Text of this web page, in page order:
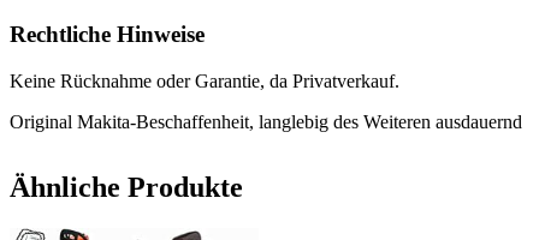
Rechtliche Hinweise
Keine Rücknahme oder Garantie, da Privatverkauf.
Original Makita-Beschaffenheit, langlebig des Weiteren ausdauernd
Ähnliche Produkte